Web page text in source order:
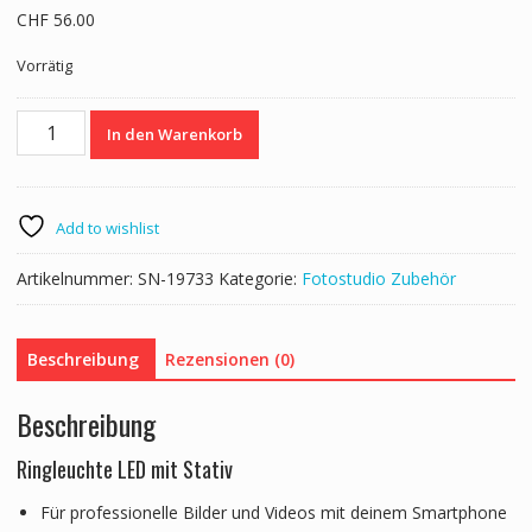
CHF56.00
Vorrätig
Ringlicht
Stativ
Menge
In den Warenkorb
Add to wishlist
Artikelnummer: SN-19733 Kategorie: Fotostudio Zubehör
Beschreibung Rezensionen (0)
Beschreibung
Ringleuchte LED mit Stativ
Für professionelle Bilder und Videos mit deinem Smartphone